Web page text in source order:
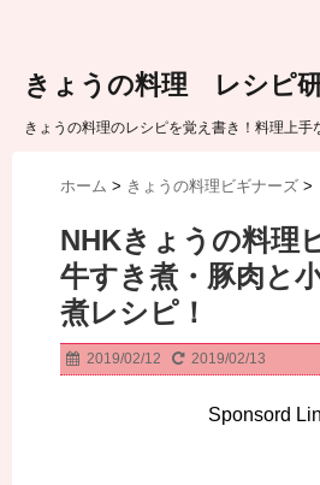
きょうの料理 レシピ
きょうの料理のレシピを覚え書き！料理上手
ホーム > きょうの料理ビギナーズ >
NHKきょうの料理
牛すき煮・豚肉と
煮レシピ！
2019/02/12 2019/02/13
Sponsord